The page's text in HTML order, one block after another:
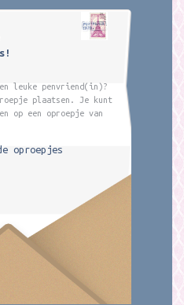
leuke penvriend(in)?
plaatsen. Je kunt
op een oproepje van
oproepjes